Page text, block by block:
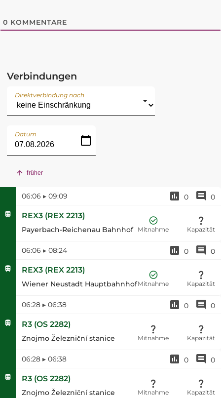
0 KOMMENTARE
Verbindungen
Direktverbindung nach
Datum
früher
06:06 ▸ 09:09 0 0
REX3 (REX 2213)
Payerbach-Reichenau Bahnhof Mitnahme Kapazität
06:06 ▸ 08:24 0 0
REX3 (REX 2213)
Wiener Neustadt HauptbahnhofMitnahme Kapazität
06:28 ▸ 06:38 0 0
R3 (OS 2282)
Znojmo Železniční stanice Mitnahme Kapazität
06:28 ▸ 06:38 0 0
R3 (OS 2282)
Znojmo Železniční stanice Mitnahme Kapazität